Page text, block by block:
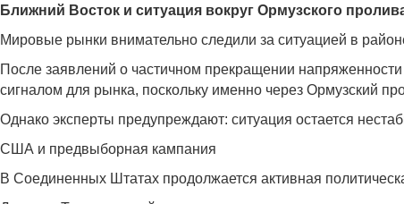
Ближний Восток и ситуация вокруг Ормузского
Мировые рынки внимательно следили за ситуацией в
После заявлений о частичном прекращении
сигналом для рынка, поскольку именно через Ормузский
Однако эксперты предупреждают: ситуация остается
США и предвыборная кампания
В Соединенных Штатах продолжается активная